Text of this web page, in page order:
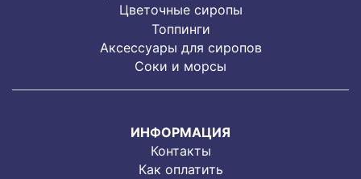
Цветочные сиропы
Топпинги
Аксессуары для сиропов
Соки и морсы
ИНФОРМАЦИЯ
Контакты
Как оплатить